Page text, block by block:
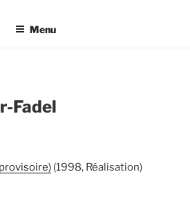
Menu
Fadel
(1998, Réalisation)